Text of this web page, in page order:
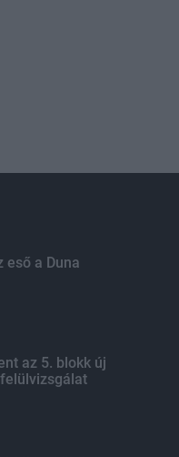
eső a Duna
az 5. blokk új